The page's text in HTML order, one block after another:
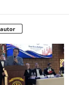
autor